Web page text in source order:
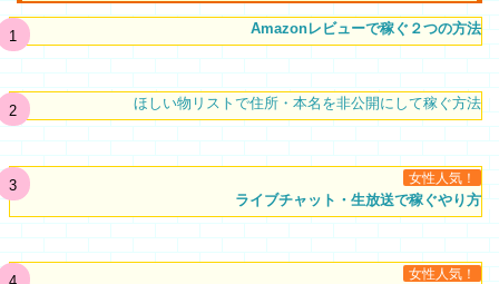
Amazonレビューで稼ぐ２つの方法
ほしい物リストで住所・本名を非公開にして稼ぐ方法
女性人気！
ライブチャット・生放送で稼ぐやり方
女性人気！